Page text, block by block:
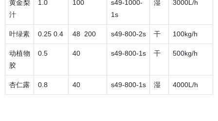
黄金梨
汁
1.0 100
s49-1000-
1s
湿 3000L/h
叶绿素 0.25 0.4 48 200 s49-800-2s 干 100kg/h
动植物
胶
0.5 40 s49-800-1s 干 500kg/h
杏仁露 0.8 40 s49-800-1s 湿 4000L/h